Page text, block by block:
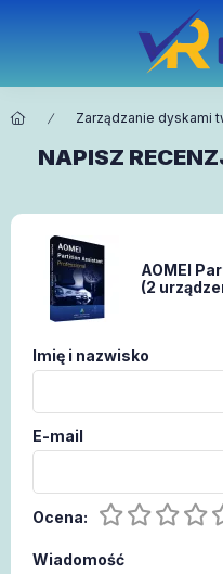
Zarządzanie dyskami
NAPISZ
AOMEI
(2
Imię i nazwisko
E-mail
Ocena:
Wiadomość